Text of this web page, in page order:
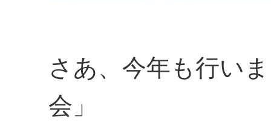
さあ、今年も行い
会」